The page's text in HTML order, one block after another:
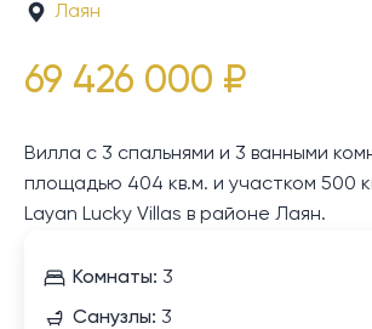
Лаян
69 426 000 ₽
Вилла с 3 спальнями и 3 ванными
площадью 404 кв.м. и участком 500
Layan Lucky Villas в районе Лаян.
Комнаты: 3
Санузлы: 3